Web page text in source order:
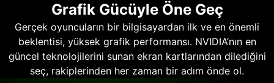
Grafik Gücüyle Öne Geç
Gerçek oyuncuların bir bilgisayardan ilk ve en önemli
beklentisi, yüksek grafik performansı. NVIDIA’nın en
güncel teknolojilerini sunan ekran kartlarından dilediğini
seç, rakiplerinden her zaman bir adım önde ol.